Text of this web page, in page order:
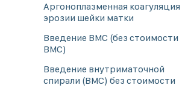
Аргоноплазменная коагуляция
эрозии шейки матки
Введение ВМС (без стоимости
ВМС)
Введение внутриматочной
спирали (ВМС) без стоимости